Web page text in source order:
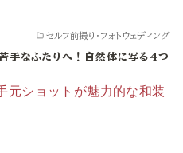
セルフ前撮り・フォトウェディング
手なふたりへ！自然体に写る4つ